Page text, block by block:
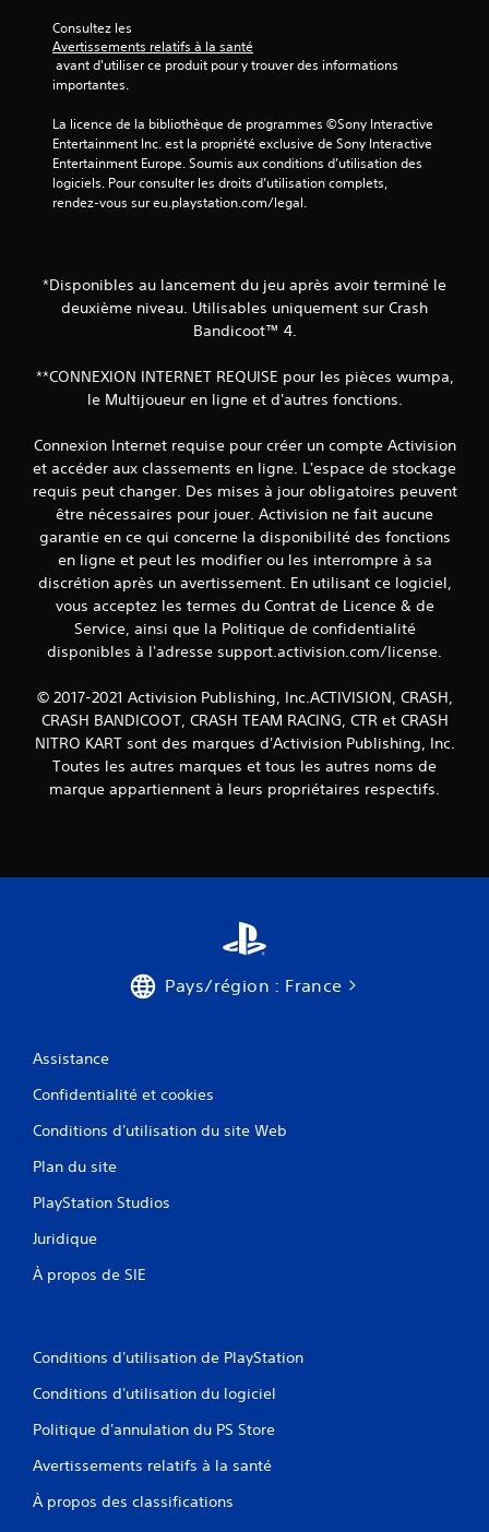
Consultez les
Avertissements relatifs à la santé
importantes.
La licence de la bibliothèque de programmes ©Sony Interactive
Entertainment Inc. est la propriété exclusive de Sony Interactive
Entertainment Europe. Soumis aux conditions d’utilisation des
logiciels. Pour consulter les droits d’utilisation complets,
rendez-vous sur eu.playstation.com/legal.
*Disponibles au lancement du jeu après avoir terminé le
deuxième niveau. Utilisables uniquement sur Crash
Bandicoot™ 4.
**CONNEXION INTERNET REQUISE pour les pièces wumpa,
le Multijoueur en ligne et d'autres fonctions.
Connexion Internet requise pour créer un compte Activision
et accéder aux classements en ligne. L'espace de stockage
requis peut changer. Des mises à jour obligatoires peuvent
être nécessaires pour jouer. Activision ne fait aucune
garantie en ce qui concerne la disponibilité des fonctions
en ligne et peut les modifier ou les interrompre à sa
discrétion après un avertissement. En utilisant ce logiciel,
vous acceptez les termes du Contrat de Licence & de
Service, ainsi que la Politique de confidentialité
disponibles à l'adresse support.activision.com/license.
© 2017-2021 Activision Publishing, Inc.ACTIVISION, CRASH,
CRASH BANDICOOT, CRASH TEAM RACING, CTR et CRASH
NITRO KART sont des marques d'Activision Publishing, Inc.
Toutes les autres marques et tous les autres noms de
marque appartiennent à leurs propriétaires respectifs.
Pays/région : France
Assistance
Confidentialité et cookies
Conditions d'utilisation du site Web
Plan du site
PlayStation Studios
Juridique
À propos de SIE
Conditions d'utilisation de PlayStation
Conditions d'utilisation du logiciel
Politique d'annulation du PS Store
Avertissements relatifs à la santé
À propos des classifications